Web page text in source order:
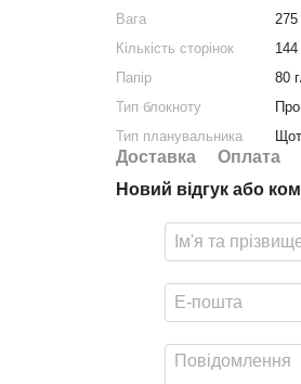
Вага
275
Кількість сторінок
144
Папір
80
Тип блокноту
Тип планувальника
Доставка
Оплата
Новий відгук або